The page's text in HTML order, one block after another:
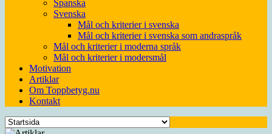
Spanska
Svenska
Mål och kriterier i svenska
Mål och kriterier i svenska som andraspråk
Mål och kriterier i moderna språk
Mål och kriterier i modersmål
Motivation
Artiklar
Om Toppbetyg.nu
Kontakt